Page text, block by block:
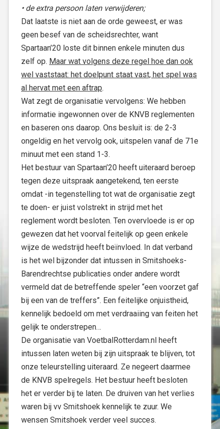
• de extra persoon laten verwijderen;
Dat laatste is niet aan de orde geweest, er was
geen besef van de scheidsrechter, want
Spartaan’20 loste dit binnen enkele minuten dus
zelf op. Maar wat volgens deze regel hoe dan ook
wel vaststaat: het doelpunt staat vast, het spel was
al hervat met een aftrap.
Wat zegt de organisatie vervolgens: We hebben
informatie ingewonnen over de KNVB reglementen
en baseren ons daarop. Ons besluit is: de 2-3
ongeldig en het vervolg ook, uitspelen vanaf de 71e
minuut met een stand 1-3.
Het bestuur van Spartaan’20 heeft uiteraard beroep
tegen deze uitspraak aangetekend, ten eerste
omdat -in tegenstelling tot wat de organisatie zegt
te doen- er juist volstrekt in strijd met het
reglement wordt besloten. Ten overvloede is er op
gewezen dat het voorval feitelijk op geen enkele
wijze de wedstrijd heeft beïnvloed. In dat verband
is het wel bijzonder dat intussen in Smitshoeks-
Barendrechtse publicaties onder andere wordt
vermeld dat de betreffende speler “een voorzet gaf
bij een van de treffers”. Een feitelijke onjuistheid,
kennelijk bedoeld om met verdraaiing van feiten het
gelijk te onderstrepen…
De organisatie van VoetbalRotterdam.nl heeft
intussen laten weten bij zijn uitspraak te blijven, tot
onze teleurstelling uiteraard. Ze negeert daarmee
de KNVB spelregels. Het bestuur heeft besloten
het er verder bij te laten. De druiven van het verlies
waren bij vv Smitshoek kennelijk te zuur. We
wensen Smitshoek verder veel succes.